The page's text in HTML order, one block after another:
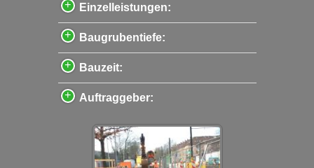
Einzelleistungen:
Baugrubentiefe:
Bauzeit:
Auftraggeber: